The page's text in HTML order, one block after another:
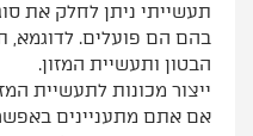
תעשייתי ניתן לחלק את
בהם הם פועלים. לדוגמא,
הבטון ותעשיית המזון.
ייצור מכונות לתעשיית
אם אתם מתעניינים